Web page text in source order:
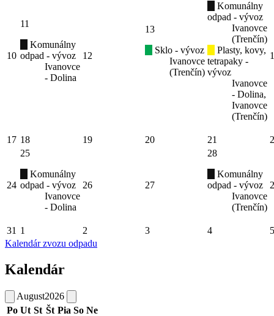
10
11
Komunálny
odpad - vývoz
Ivanovce
- Dolina
12
13
Sklo - vývoz
Ivanovce
(Trenčín)
Komunálny
odpad - vývoz
Ivanovce
(Trenčín)
Plasty, kovy,
tetrapaky -
vývoz
Ivanovce
- Dolina,
Ivanovce
(Trenčín)
17 18 19 20 21
24
25
Komunálny
odpad - vývoz
Ivanovce
- Dolina
26 27
28
Komunálny
odpad - vývoz
Ivanovce
(Trenčín)
31 1 2 3 4
5
Kalendár zvozu odpadu
Kalendár
August2026
Po Ut St Št Pia So Ne